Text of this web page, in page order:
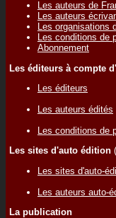
Les auteurs de
Les auteurs
Les organisations
Les conditions de
Abonnement
Les éditeurs à compte
Les éditeurs
Les auteurs édités
Les conditions de
Les sites d'auto édition
Les sites d'auto-
Les auteurs auto-
La publication